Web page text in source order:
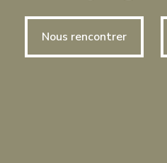
Nous rencontrer